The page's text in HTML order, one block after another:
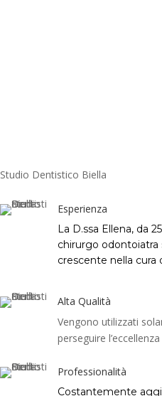
Studio Dentistico Biella
Esperienza
La D.ssa Ellena, da
chirurgo
crescente nella cura
Alta Qualità
Vengono utilizzati
perseguire
Professionalità
Costantemente